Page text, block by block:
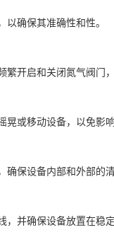
以确保其准确性和性。
繁开启和关闭氮气阀门
晃或移动设备，以免影
确保设备内部和外部的清
，并确保设备放置在稳定